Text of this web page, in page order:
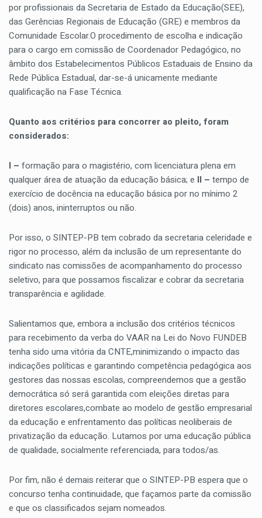
por profissionais da Secretaria de Estado da Educação(SEE),
das Gerências Regionais de Educação (GRE) e membros da
Comunidade Escolar.O procedimento de escolha e indicação
para o cargo em comissão de Coordenador Pedagógico, no
âmbito dos Estabelecimentos Públicos Estaduais de Ensino da
Rede Pública Estadual, dar-se-á unicamente mediante
qualificação na Fase Técnica.
Quanto aos critérios para concorrer ao pleito, foram
considerados:
I – formação para o magistério, com licenciatura plena em
qualquer área de atuação da educação básica; e II – tempo de
exercício de docência na educação básica por no mínimo 2
(dois) anos, ininterruptos ou não.
Por isso, o SINTEP-PB tem cobrado da secretaria celeridade e
rigor no processo, além da inclusão de um representante do
sindicato nas comissões de acompanhamento do processo
seletivo, para que possamos fiscalizar e cobrar da secretaria
transparência e agilidade.
Salientamos que, embora a inclusão dos critérios técnicos
para recebimento da verba do VAAR na Lei do Novo FUNDEB
tenha sido uma vitória da CNTE,minimizando o impacto das
indicações políticas e garantindo competência pedagógica aos
gestores das nossas escolas, compreendemos que a gestão
democrática só será garantida com eleições diretas para
diretores escolares,combate ao modelo de gestão empresarial
da educação e enfrentamento das políticas neoliberais de
privatização da educação. Lutamos por uma educação pública
de qualidade, socialmente referenciada, para todos/as.
Por fim, não é demais reiterar que o SINTEP-PB espera que o
concurso tenha continuidade, que façamos parte da comissão
e que os classificados sejam nomeados.